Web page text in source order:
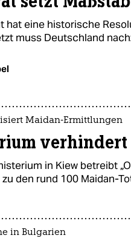
hat eine historische
muss Deutschland
Maidan-Ermittlungen
in Kiew betreibt
den rund 100 Maidan-
in Bulgarien